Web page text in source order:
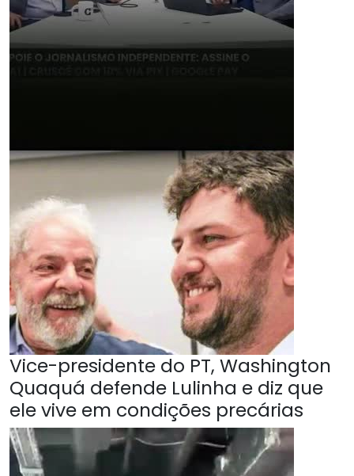
Vice-presidente do PT, Washington
Quaquá defende Lulinha e diz que
ele vive em condições precárias